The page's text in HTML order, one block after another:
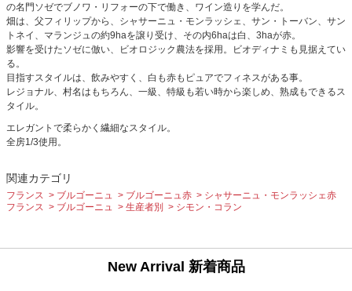
の名門ソゼでブノワ・リフォーの下で働き、ワイン造りを学んだ。
畑は、父フィリップから、シャサーニュ・モンラッシェ、サン・トーバン、サン
トネイ、マランジュの約9haを譲り受け、その内6haは白、3haが赤。
影響を受けたソゼに倣い、ビオロジック農法を採用。ビオディナミも見据えてい
る。
目指すスタイルは、飲みやすく、白も赤もピュアでフィネスがある事。
レジョナル、村名はもちろん、一級、特級も若い時から楽しめ、熟成もできるス
タイル。
エレガントで柔らかく繊細なスタイル。
全房1/3使用。
関連カテゴリ
フランス ブルゴーニュ ブルゴーニュ赤
シャサーニュ・モンラッシェ赤
フランス
ブルゴーニュ 生産者別 シモン・コラン
New Arrival 新着商品